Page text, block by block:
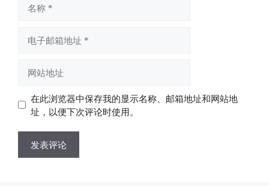
址
址
在此浏览器中保存我的显示名称、邮箱地址和网站地
址，以便下次评论时使用。